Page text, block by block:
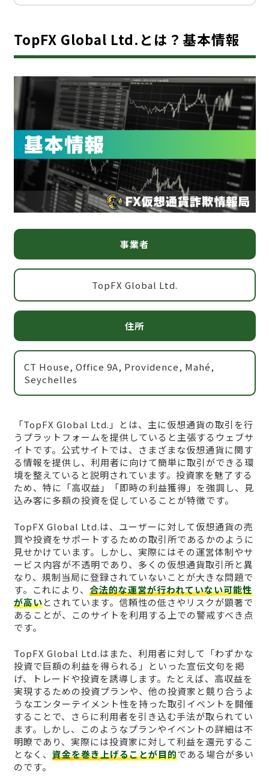
TopFX Global Ltd.とは？基本情報
事業者
TopFX Global Ltd.
住所
CT House, Office 9A, Providence, Mahé,
Seychelles
「TopFX Global Ltd.」とは、主に仮想通貨の取引を行
うプラットフォームを提供していると主張するウェブサ
イトです。公式サイトでは、さまざまな仮想通貨に関す
る情報を提供し、利用者に向けて簡単に取引ができる環
境を整えていると説明されています。投資家を魅了する
ため、特に「高収益」「即時の利益獲得」を強調し、見
込み客に多額の投資を促していることが特徴です。
TopFX Global Ltd.は、ユーザーに対して仮想通貨の売
買や投資をサポートするための取引所であるかのように
見せかけています。しかし、実際にはその運営体制やサ
ービス内容が不透明であり、多くの仮想通貨取引所と異
なり、規制当局に登録されていないことが大きな問題で
す。これにより、 合法的な運営が行われていない可能性
が高いとされています。信頼性の低さやリスクが顕著で
あることが、このサイトを利用する上での警戒すべき点
です。
TopFX Global Ltd.はまた、利用者に対して「わずかな
投資で巨額の利益を得られる」といった宣伝文句を掲
げ、トレードや投資を誘導します。たとえば、高収益を
実現するための投資プランや、他の投資家と競り合うよ
うなエンターテイメント性を持った取引イベントを開催
することで、さらに利用者を引き込む手法が取られてい
ます。しかし、このようなプランやイベントの詳細は不
明瞭であり、実際には投資家に対して利益を還元するこ
となく、 資金を巻き上げることが目的である場合が多い
のです。